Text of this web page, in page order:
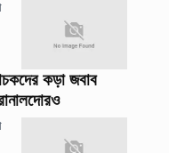
কড়া জবাব